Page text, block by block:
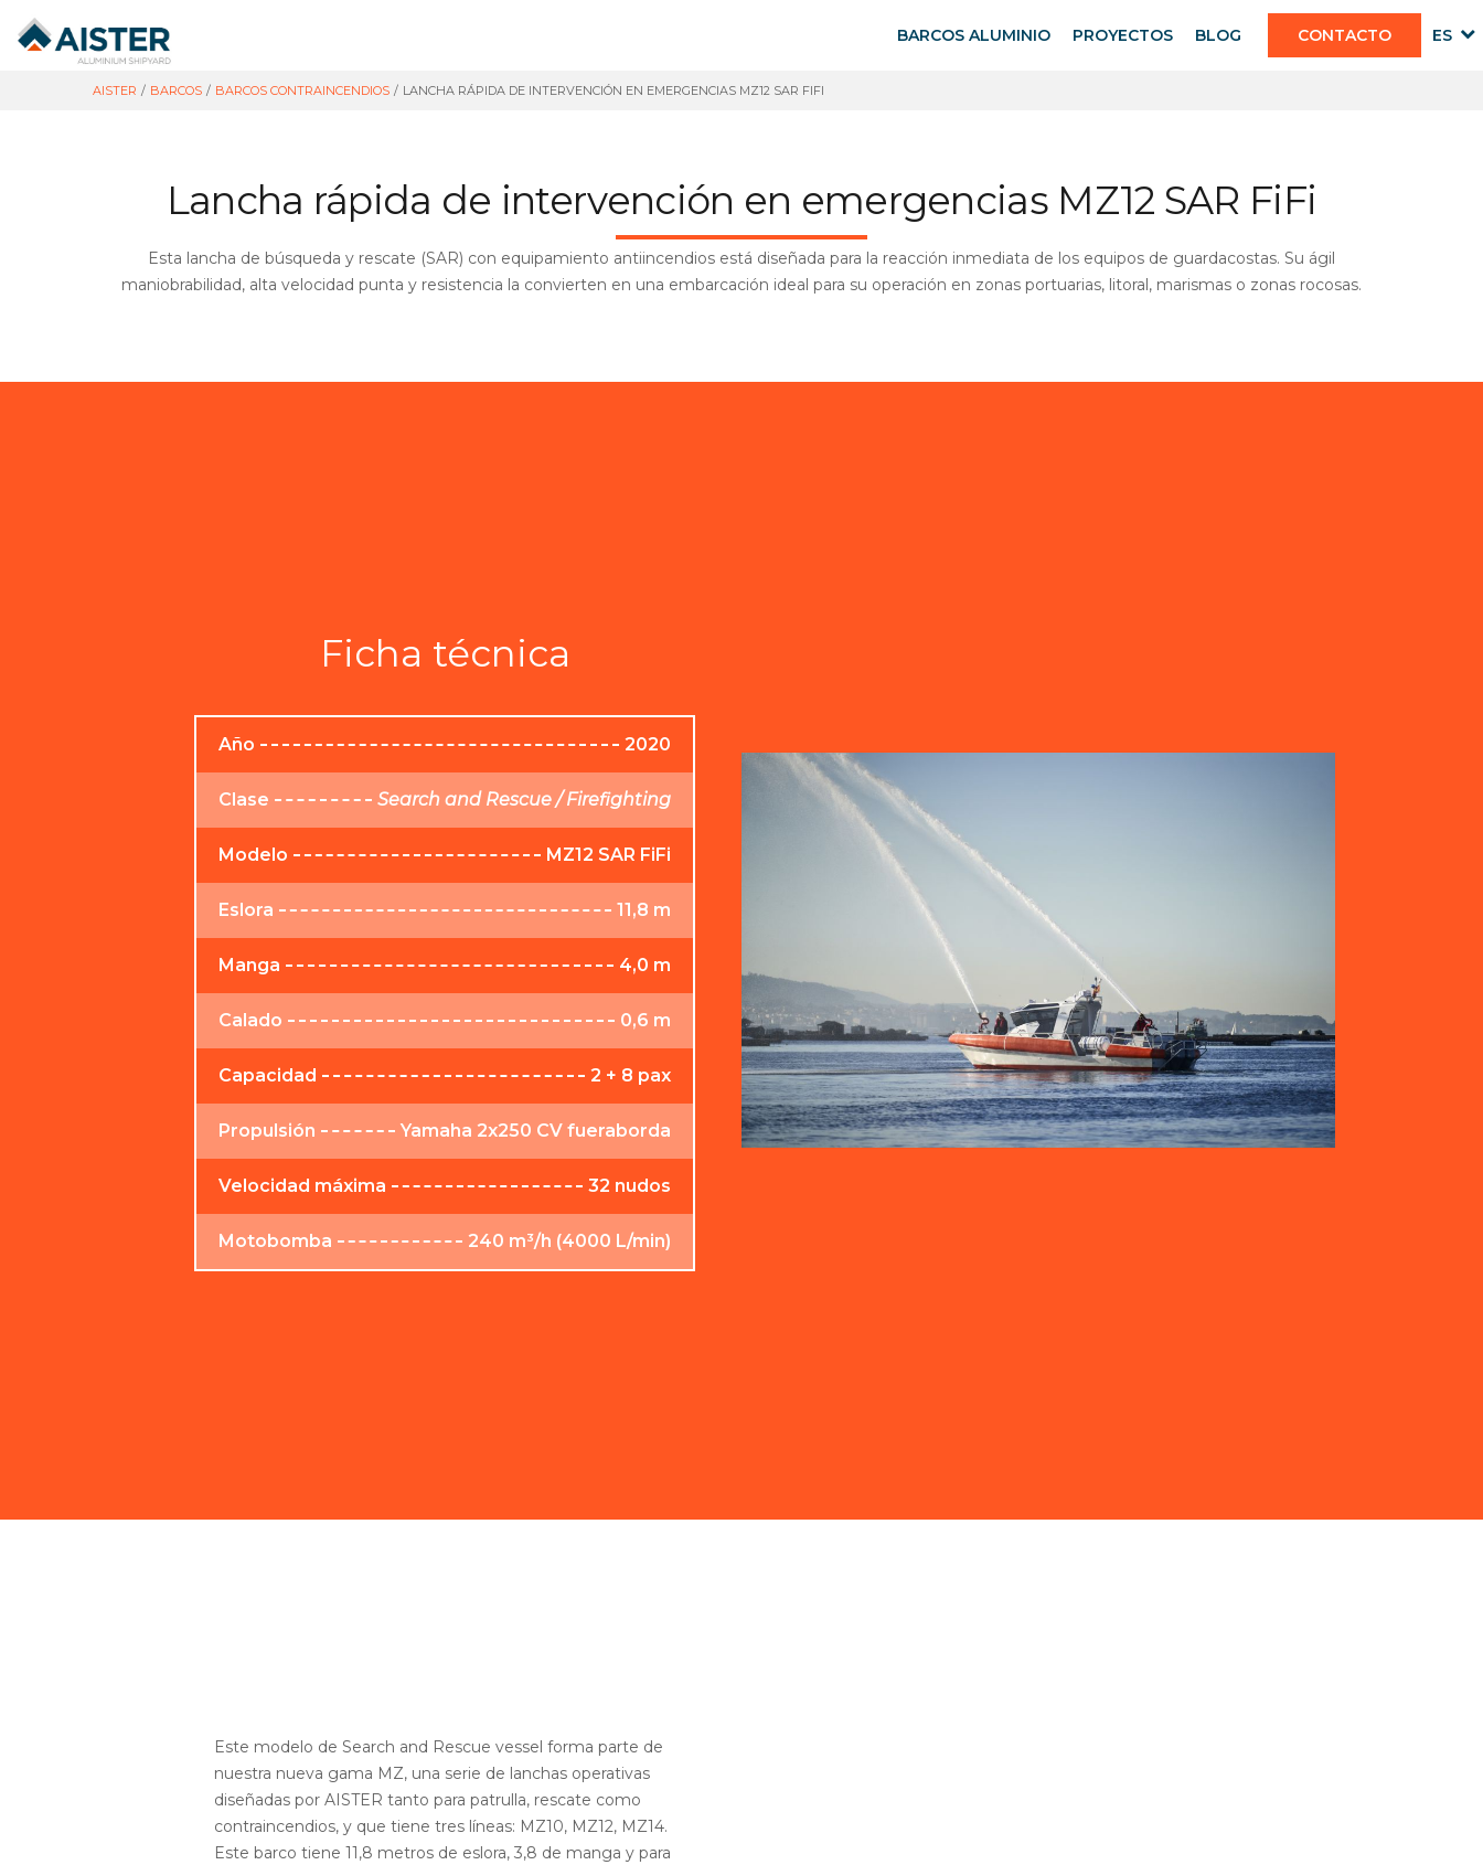
BARCOS ALUMINIO PROYECTOS BLOG CONTACTO ES
AISTER / BARCOS / BARCOS CONTRAINCENDIOS / LANCHA RÁPIDA DE INTERVENCIÓN EN EMERGENCIAS MZ12 SAR FIFI
Lancha rápida de intervención en emergencias MZ12 SAR FiFi
Esta lancha de búsqueda y rescate (SAR) con equipamiento antiincendios está diseñada para la reacción inmediata de los equipos de guardacostas. Su ágil
maniobrabilidad, alta velocidad punta y resistencia la convierten en una embarcación ideal para su operación en zonas portuarias, litoral, marismas o zonas rocosas.
Ficha técnica
Año 2020
Clase Search and Rescue / Firefighting
Modelo MZ12 SAR FiFi
Eslora 11,8 m
Manga 4,0 m
Calado 0,6 m
Capacidad 2 + 8 pax
Propulsión Yamaha 2x250 CV fueraborda
Velocidad máxima 32 nudos
Motobomba 240 m³/h (4000 L/min)
Este modelo de Search and Rescue vessel forma parte de
nuestra nueva gama MZ, una serie de lanchas operativas
diseñadas por AISTER tanto para patrulla, rescate como
contraincendios, y que tiene tres líneas: MZ10, MZ12, MZ14.
Este barco tiene 11,8 metros de eslora, 3,8 de manga y para